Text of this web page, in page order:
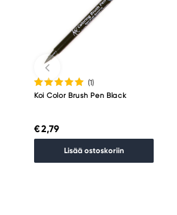
(1)
Koi Color Brush Pen Black
€ 2,79
Lisää ostoskoriin